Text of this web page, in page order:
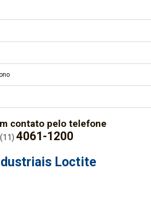
contato pelo telefone
(11) 4061-1200
Loctite